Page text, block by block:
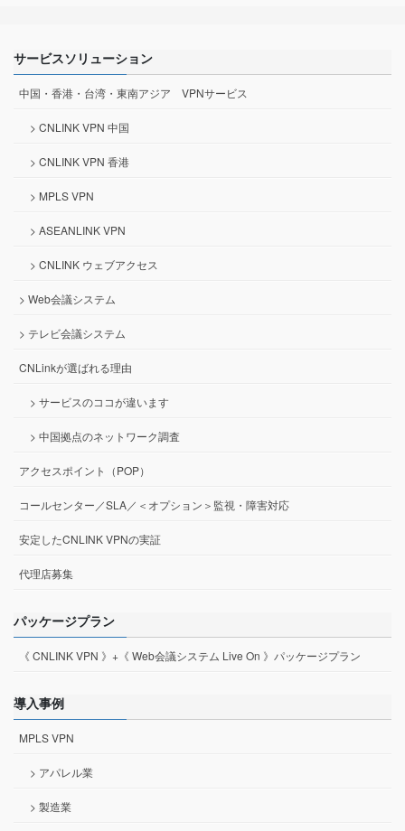
サービスソリューション
中国・香港・台湾・東南アジア VPNサービス
> CNLINK VPN 中国
> CNLINK VPN 香港
> MPLS VPN
> ASEANLINK VPN
> CNLINK ウェブアクセス
> Web会議システム
> テレビ会議システム
CNLinkが選ばれる理由
> サービスのココが違います
> 中国拠点のネットワーク調査
アクセスポイント（POP）
コールセンター／SLA／＜オプション＞監視・障害対応
安定したCNLINK VPNの実証
代理店募集
パッケージプラン
《 CNLINK VPN 》+《 Web会議システム Live On 》パッケージプラン
導入事例
MPLS VPN
> アパレル業
> 製造業